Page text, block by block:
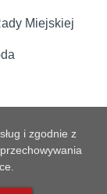
i zgodnie z